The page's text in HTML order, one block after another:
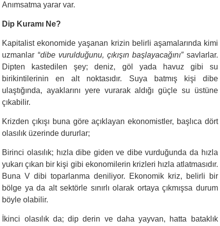
Anımsatma yarar var.
Dip Kuramı Ne?
Kapitalist ekonomide yaşanan krizin belirli aşamalarında kimi
uzmanlar “dibe vurulduğunu, çıkışın başlayacağını”savlarlar.
Dipten kastedilen şey; deniz, göl yada havuz gibi su
birikintilerinin en alt noktasıdır. Suya batmış kişi dibe
ulaştığında, ayaklarını yere vurarak aldığı güçle su üstüne
çıkabilir.
Krizden çıkışı buna göre açıklayan ekonomistler, başlıca dört
olasılık üzerinde dururlar;
Birinci olasılık; hızla dibe giden ve dibe vurduğunda da hızla
yukarı çıkan bir kişi gibi ekonomilerin krizleri hızla atlatmasıdır.
Buna V dibi toparlanma deniliyor. Ekonomik kriz, belirli bir
bölge ya da alt sektörle sınırlı olarak ortaya çıkmışsa durum
böyle olabilir.
İkinci olasılık da; dip derin ve daha yayvan, hatta bataklık